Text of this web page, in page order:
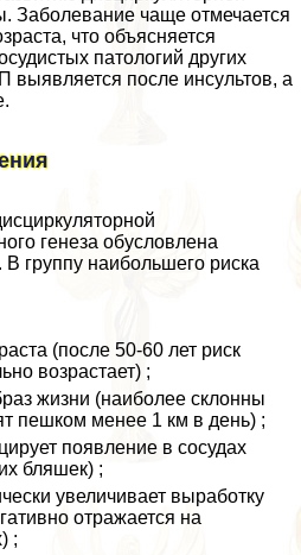
Заболевание чаще отмечается
что объясняется
патологий других
после инсультов, а
генеза обусловлена
группу наибольшего риска
(после 50-60 лет риск
возрастает) ;
жизни (наиболее склонны
пешком менее 1 км в день) ;
появление в сосудах
бляшек) ;
увеличивает выработку
отражается на
;